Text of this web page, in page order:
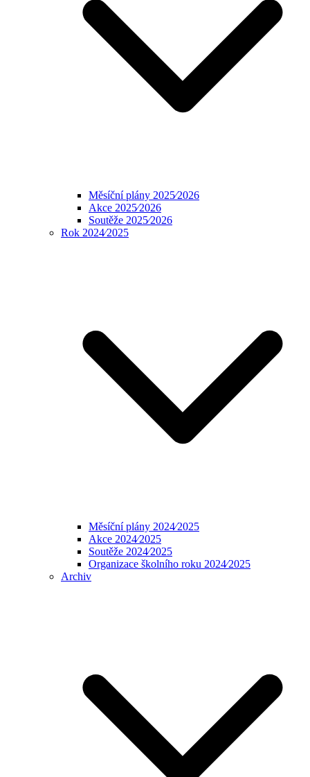
Měsíční plány 2025⁄2026
Akce 2025⁄2026
Soutěže 2025⁄2026
Rok 2024⁄2025
Měsíční plány 2024⁄2025
Akce 2024⁄2025
Soutěže 2024⁄2025
Organizace školního roku 2024⁄2025
Archiv